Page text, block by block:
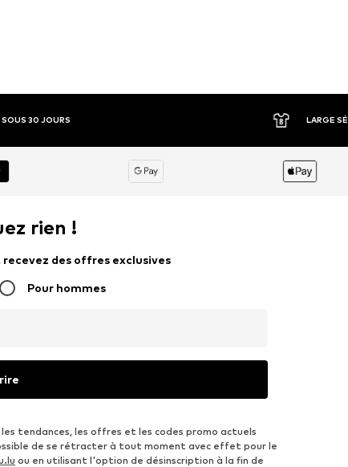
30 JOURS LARGE
rien !
des offres exclusives
Pour hommes
tendances, les offres et les codes promo actuels
de se rétracter à tout moment avec effet pour le
ou en utilisant l'option de désinscription à la fin de